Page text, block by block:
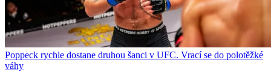
Poppeck rychle dostane druhou šanci v UFC. Vrací se do polotěžké
váhy